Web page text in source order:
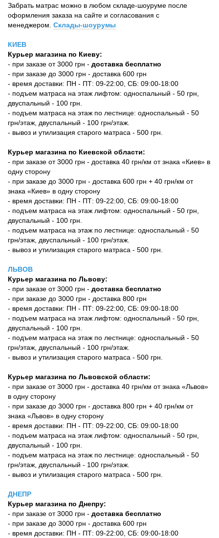
Забрать матрас можно в любом складе-шоуруме после
оформления заказа на сайте и согласования с
менеджером. Склады-шоурумы
КИЕВ
Курьер магазина по Киеву:
- при заказе от 3000 грн - доставка бесплатно
- при заказе до 3000 грн - доставка 600 грн
- время доставки: ПН - ПТ: 09-22:00, СБ: 09:00-18:00
- подъем матраса на этаж лифтом: односпальный - 50 грн,
двуспальный - 100 грн.
- подъем матраса на этаж по лестнице: односпальный - 50
грн/этаж, двуспальный - 100 грн/этаж.
- вывоз и утилизация старого матраса - 500 грн.
Курьер магазина по Киевской области:
- при заказе от 3000 грн - доставка 40 грн/км от знака «Киев» в
одну сторону
- при заказе до 3000 грн - доставка 600 грн + 40 грн/км от
знака «Киев» в одну сторону
- время доставки: ПН - ПТ: 09-22:00, СБ: 09:00-18:00
- подъем матраса на этаж лифтом: односпальный - 50 грн,
двуспальный - 100 грн.
- подъем матраса на этаж по лестнице: односпальный - 50
грн/этаж, двуспальный - 100 грн/этаж.
- вывоз и утилизация старого матраса - 500 грн.
ЛЬВОВ
Курьер магазина по Львову:
- при заказе от 3000 грн - доставка бесплатно
- при заказе до 3000 грн - доставка 800 грн
- время доставки: ПН - ПТ: 09-22:00, СБ: 09:00-18:00
- подъем матраса на этаж лифтом: односпальный - 50 грн,
двуспальный - 100 грн.
- подъем матраса на этаж по лестнице: односпальный - 50
грн/этаж, двуспальный - 100 грн/этаж.
- вывоз и утилизация старого матраса - 500 грн.
Курьер магазина по Львовской области:
- при заказе от 3000 грн - доставка 40 грн/км от знака «Львов»
в одну сторону
- при заказе до 3000 грн - доставка 800 грн + 40 грн/км от
знака «Львов» в одну сторону
- время доставки: ПН - ПТ: 09-22:00, СБ: 09:00-18:00
- подъем матраса на этаж лифтом: односпальный - 50 грн,
двуспальный - 100 грн.
- подъем матраса на этаж по лестнице: односпальный - 50
грн/этаж, двуспальный - 100 грн/этаж.
- вывоз и утилизация старого матраса - 500 грн.
ДНЕПР
Курьер магазина по Днепру:
- при заказе от 3000 грн - доставка бесплатно
- при заказе до 3000 грн - доставка 600 грн
- время доставки: ПН - ПТ: 09-22:00, СБ: 09:00-18:00